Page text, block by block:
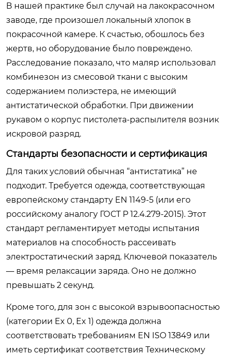
В нашей практике был случай на лакокрасочном
заводе, где произошел локальный хлопок в
покрасочной камере. К счастью, обошлось без
жертв, но оборудование было повреждено.
Расследование показало, что маляр использовал
комбинезон из смесовой ткани с высоким
содержанием полиэстера, не имеющий
антистатической обработки. При движении
рукавом о корпус пистолета-распылителя возник
искровой разряд.
Стандарты безопасности и сертификация
Для таких условий обычная “антистатика” не
подходит. Требуется одежда, соответствующая
европейскому стандарту EN 1149-5 (или его
российскому аналогу ГОСТ Р 12.4.279-2015). Этот
стандарт регламентирует методы испытания
материалов на способность рассеивать
электростатический заряд. Ключевой показатель
— время релаксации заряда. Оно не должно
превышать 2 секунд.
Кроме того, для зон с высокой взрывоопасностью
(категории Ex 0, Ex 1) одежда должна
соответствовать требованиям EN ISO 13849 или
иметь сертификат соответствия Техническому